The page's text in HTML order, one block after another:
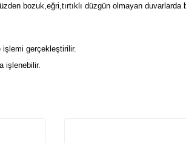
bozuk,eğri,tırtıklı düzgün olmayan
işlemi gerçekleştirilir.
işlenebilir.